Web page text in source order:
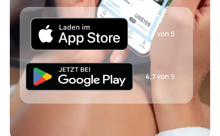
4,7von 5
4,7 von 5